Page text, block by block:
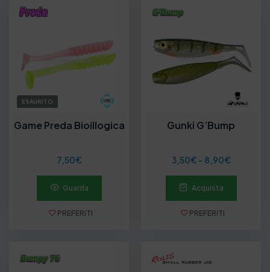
ESAURITO
Game Preda Bioillogica
7,50€
Guarda
PREFERITI
Gunki G’Bump
3,50€- 8,90€F
i
Acquista
PREFERITI